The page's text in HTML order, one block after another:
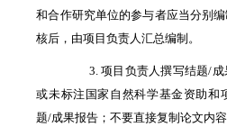
和合作研究单位的参与者应当分别
核后，由项目负责人汇总编制。
3. 项目负责人撰写结题/成
或未标注国家自然科学基金资助和
题/成果报告；不要直接复制论文内